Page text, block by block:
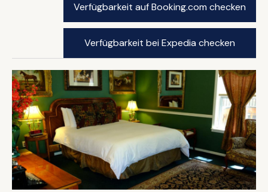
Verfügbarkeit auf Booking.com checken
Verfügbarkeit bei Expedia checken